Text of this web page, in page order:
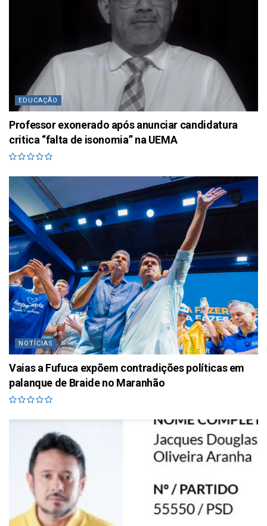
EDUCAÇÃO
Professor exonerado após anunciar candidatura
critica “falta de isonomia” na UEMA
NOTÍCIAS
Vaias a Fufuca expõem contradições políticas em
palanque de Braide no Maranhão